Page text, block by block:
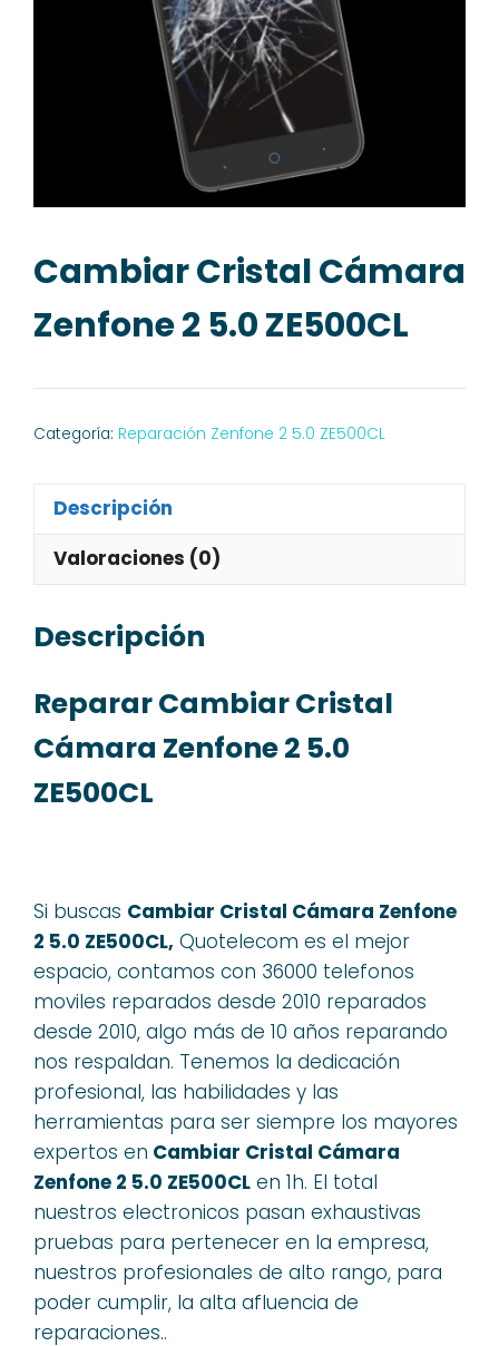
Cambiar Cristal Cámara
Zenfone 2 5.0 ZE500CL
Categoría: Reparación Zenfone 2 5.0 ZE500CL
Descripción
Valoraciones (0)
Descripción
Reparar Cambiar Cristal
Cámara Zenfone 2 5.0
ZE500CL
Si buscas Cambiar Cristal Cámara Zenfone
2 5.0 ZE500CL, Quotelecom es el mejor
espacio, contamos con 36000 telefonos
moviles reparados desde 2010 reparados
desde 2010, algo más de 10 años reparando
nos respaldan. Tenemos la dedicación
profesional, las habilidades y las
herramientas para ser siempre los mayores
expertos en Cambiar Cristal Cámara
Zenfone 2 5.0 ZE500CL en 1h. El total
nuestros electronicos pasan exhaustivas
pruebas para pertenecer en la empresa,
nuestros profesionales de alto rango, para
poder cumplir, la alta afluencia de
reparaciones..